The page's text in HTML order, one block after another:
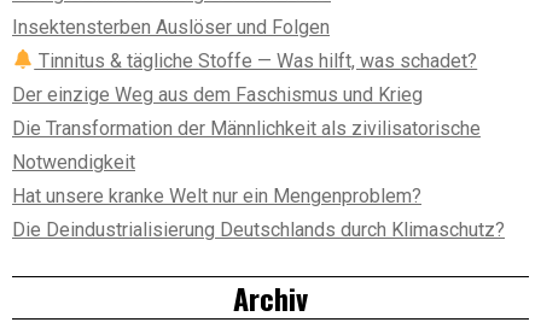
Insektensterben Auslöser und Folgen
Tinnitus & tägliche Stoffe — Was hilft, was schadet?
Der einzige Weg aus dem Faschismus und Krieg
Die Transformation der Männlichkeit als zivilisatorische
Notwendigkeit
Hat unsere kranke Welt nur ein Mengenproblem?
Die Deindustrialisierung Deutschlands durch Klimaschutz?
Archiv